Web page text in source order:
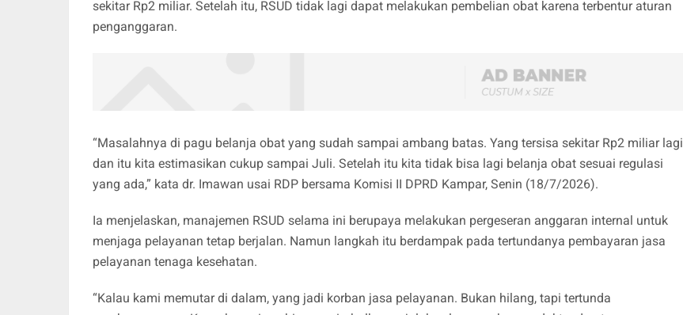
sekitar Rp2 miliar. Setelah itu, RSUD tidak lagi dapat melakukan pembelian obat karena terbentur aturan
penganggaran.
“Masalahnya di pagu belanja obat yang sudah sampai ambang batas. Yang tersisa sekitar Rp2 miliar lagi
dan itu kita estimasikan cukup sampai Juli. Setelah itu kita tidak bisa lagi belanja obat sesuai regulasi
yang ada,” kata dr. Imawan usai RDP bersama Komisi II DPRD Kampar, Senin (18/7/2026).
Ia menjelaskan, manajemen RSUD selama ini berupaya melakukan pergeseran anggaran internal untuk
menjaga pelayanan tetap berjalan. Namun langkah itu berdampak pada tertundanya pembayaran jasa
pelayanan tenaga kesehatan.
“Kalau kami memutar di dalam, yang jadi korban jasa pelayanan. Bukan hilang, tapi tertunda